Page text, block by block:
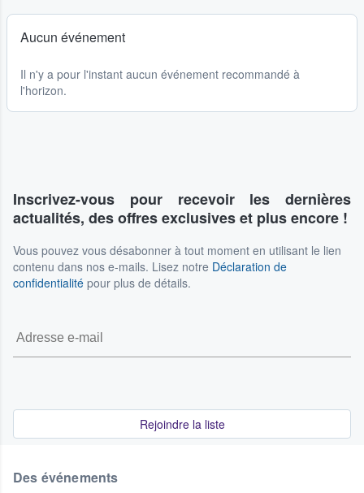
Aucun événement
Il n'y a pour l'instant aucun événement recommandé à
l'horizon.
Inscrivez-vous pour recevoir les dernières
actualités, des offres exclusives et plus encore !
Vous pouvez vous désabonner à tout moment en utilisant le lien
contenu dans nos e-mails. Lisez notre Déclaration de
confidentialité pour plus de détails.
Rejoindre la liste
Des événements